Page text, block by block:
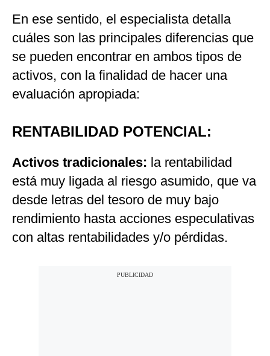
En ese sentido, el especialista detalla
cuáles son las principales diferencias que
se pueden encontrar en ambos tipos de
activos, con la finalidad de hacer una
evaluación apropiada:
RENTABILIDAD POTENCIAL:
Activos tradicionales: la rentabilidad
está muy ligada al riesgo asumido, que va
desde letras del tesoro de muy bajo
rendimiento hasta acciones especulativas
con altas rentabilidades y/o pérdidas.